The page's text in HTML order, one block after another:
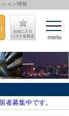
ション情報
募集中です。
menu